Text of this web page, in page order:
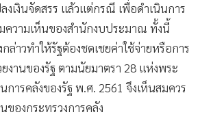
งเงินจัดสรร แล้วแต่กรณี เพื่อดำเนินการ
วามเห็นของสำนักงบประมาณ ทั้งนี้
กล่าวทำให้รัฐต้องชดเชยค่าใช้จ่ายหรือการ
งานของรัฐ ตามนัยมาตรา 28 แห่งพระ
ารคลังของรัฐ พ.ศ. 2561 จึงเห็นสมควร
ของกระทรวงการคลัง